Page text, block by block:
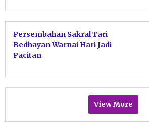
Persembahan Sakral Tari
Bedhayan Warnai Hari Jadi
Pacitan
View More